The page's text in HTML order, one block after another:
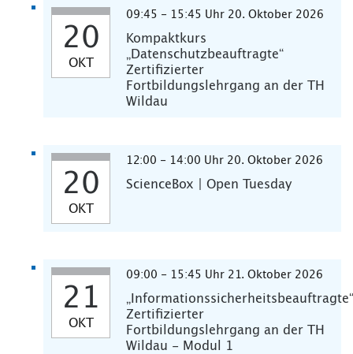
20
OKT
09:45 - 15:45 Uhr 20. Oktober 2026
Kompaktkurs
„Datenschutzbeauftragte“
Zertifizierter
Fortbildungslehrgang an der TH
Wildau
20
OKT
12:00 - 14:00 Uhr 20. Oktober 2026
ScienceBox | Open Tuesday
21
OKT
09:00 - 15:45 Uhr 21. Oktober 2026
„Informationssicherheitsbeauftragte“
Zertifizierter
Fortbildungslehrgang an der TH
Wildau - Modul 1